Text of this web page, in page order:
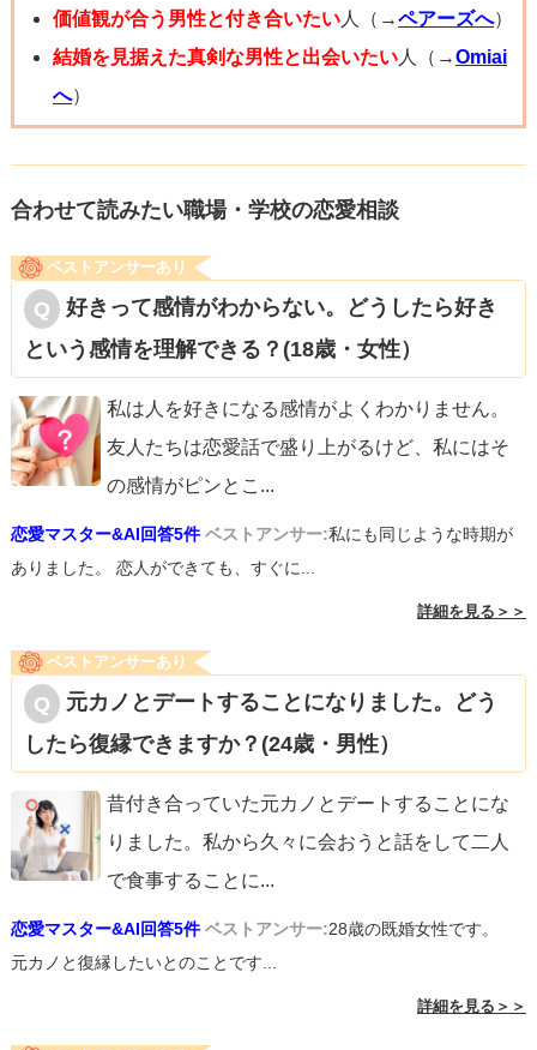
の？写真見たよ」の反応だけでいいんです。
目的は「見てもらう」事で達成しているので。あくまで他
愛もない話、癒しが目的なんです。
か？
これは質問者様がお相手男性の事をどう思っておられる
か、によります。
こういったご質問をくださるくらいなので、私はおそらく
質問者様はお相手男性に悪い印象をお持ちではない、むし
ろある程度好印象を持っておられるのではないか、と推測
しております。（全然違っていたらすみません・・・）
その場合、最終的に既読スルーを貰っても、それはそうい
うものだと思って、少し好意的なメッセージで返してみる
△△が美味しいって聞いたよ、食べてみたいな」など、お
相手様が「じゃあ今度一緒にどう？」と言いやすいお返事
なんかオススメです。既読スルーがいつかお誘いに変わる
でしょう。
もし万一、好意なんてとんでもない、何とかしてこの状態
めたいけど、話の続け方が分からない……という人もいま
す。
質問者様が積極的に質問形式で返信してみて、それでも相
手の気が向いたときしか連絡が来ないのか、もしくは続く
のか、試してみてもいいかもしれませんね。
価値観が合う男性と付き合いたい人（→ペアーズへ）
結婚を見据えた真剣な男性と出会いたい人（→Omiai
へ）
合わせて読みたい職場・学校の恋愛相談
ベストアンサーあり
好きって感情がわからない。どうしたら好き
という感情を理解できる？(18歳・女性）
私は人を好きになる感情がよくわかりません。
友人たちは恋愛話で盛り上がるけど、私にはそ
の感情がピンとこ ...
恋愛マスター&AI回答5件 ベストアンサー:私にも同じような時期が
ありました。 恋人ができても、すぐに...
詳細を見る＞＞
ベストアンサーあり
元カノとデートすることになりました。どう
したら復縁できますか？(24歳・男性）
昔付き合っていた元カノとデートすることにな
りました。私から久々に会おうと話をして二人
で食事することに...
恋愛マスター&AI回答5件 ベストアンサー:28歳の既婚女性です。
元カノと復縁したいとのことです...
詳細を見る＞＞